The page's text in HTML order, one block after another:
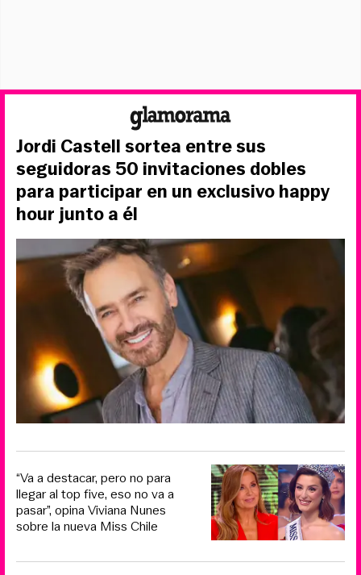
Jordi Castell sortea entre sus
seguidoras 50 invitaciones dobles
para participar en un exclusivo happy
hour junto a él
“Va a destacar, pero no para
llegar al top five, eso no va a
pasar”, opina Viviana Nunes
sobre la nueva Miss Chile